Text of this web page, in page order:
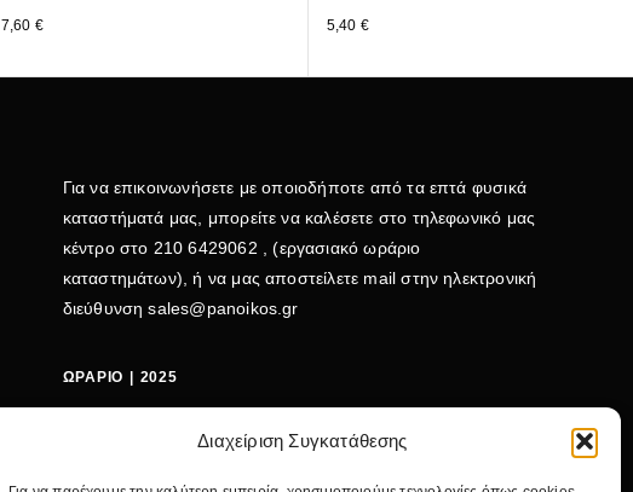
Διαχείριση Συγκατάθεσης
7,60 € 5,40 €
Για να επικοινωνήσετε με οποιοδήποτε από τα επτά φυσικά
καταστήματά μας, μπορείτε να καλέσετε στο τηλεφωνικό μας
κέντρο στο 210 6429062 , (εργασιακό ωράριο
καταστημάτων), ή να μας αποστείλετε mail στην ηλεκτρονική
διεύθυνσηsales@panoikos.gr
ΩΡΑΡΙΟ | 2025